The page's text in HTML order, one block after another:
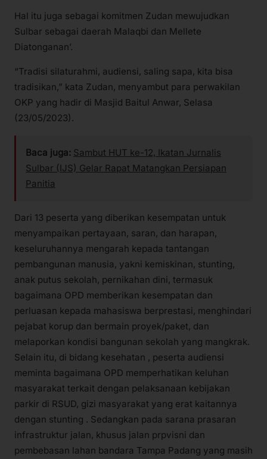
Hal itu juga sebagai komitmen Zudan mewujudkan
Sulbar sebagai daerah Malaqbi dan Mellete
Diatonganan’.
“Tradisi silaturahmi, audiensi, saling sapa, kita bisa
tradisikan,” kata Zudan, menyambut para perwakilan
OKP yang hadir di Masjid Baitul Anwar, Selasa
(23/05/2023).
Baca juga: Sambut HUT ke-12, Ikatan Jurnalis
Sulbar (IJS) Gelar Rapat Matangkan Persiapan
Panitia
Dari 13 peserta yang diberikan kesempatan untuk
menyampaikan pertayaan, saran, dan harapan,
keseluruhannya mengarah kepada tantangan
pembangunan manusia, yakni kemiskinan, stunting,
anak putus sekolah, pernikahan dini, termasuk
bagaimana OPD memberikan kesempatan dan
perluasan kepada mahasiswa berprestasi, menghindari
pejabat korup dan bermain proyek/paket, dan
melaporkan kondisi bangunan sekolah yang mangkrak.
Selain itu, di bidang kesehatan , peserta audiensi
meminta bagaimana OPD memperhatikan keluhan
masyarakat terkait dengan pelaksanaan kebijakan
parkir di RSUD, gizi masyarakat yang erat kaitannya
dengan stunting . Sedangkan pada sarana prasaran
infrastruktur jalan, khusus jalan prpvisni dan
pembebasan lahan bandara Tampa Padang yang masih